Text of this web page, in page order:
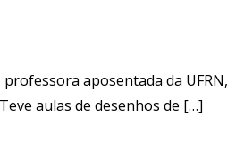
aposentada da UFRN,
aulas de desenhos de […]